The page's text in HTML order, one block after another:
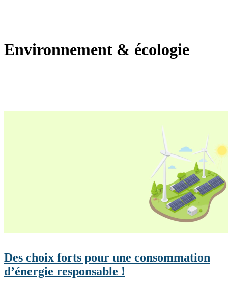
Environnement & écologie
Des choix forts pour une consommation
d’énergie responsable !